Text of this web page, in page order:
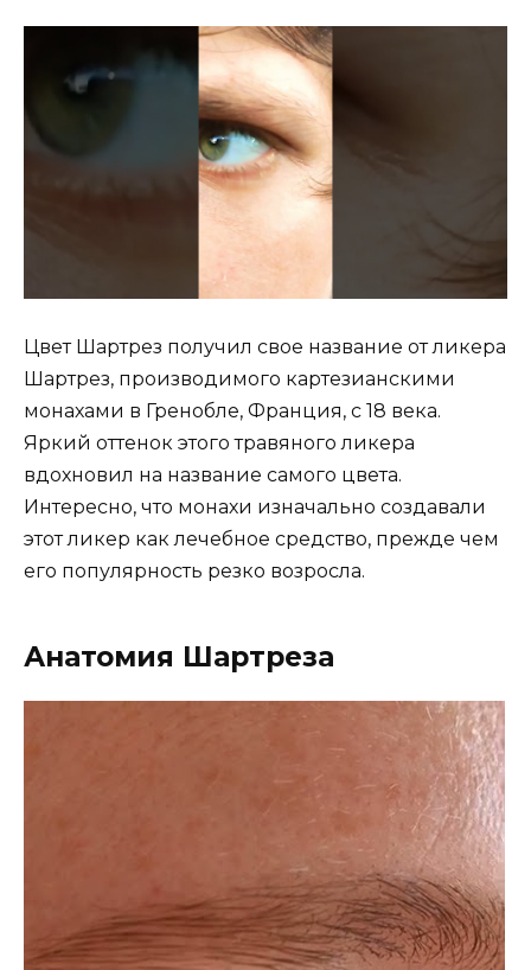
Цвет Шартрез получил свое название от ликера
Шартрез, производимого картезианскими
монахами в Гренобле, Франция, с 18 века.
Яркий оттенок этого травяного ликера
вдохновил на название самого цвета.
Интересно, что монахи изначально создавали
этот ликер как лечебное средство, прежде чем
его популярность резко возросла.
Анатомия Шартреза